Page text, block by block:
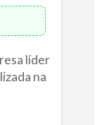
líder
na